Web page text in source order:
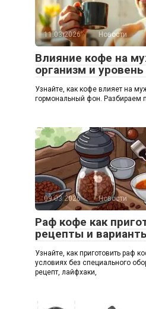
11.03.2026 Новости
Влияние кофе на
организм и
Узнайте, как кофе влияет на
гормональный фон. Разбираем
09.03.2026 Новости
Раф кофе как
рецепты и
Узнайте, как приготовить раф
условиях без специального
рецепт, лайфхаки,